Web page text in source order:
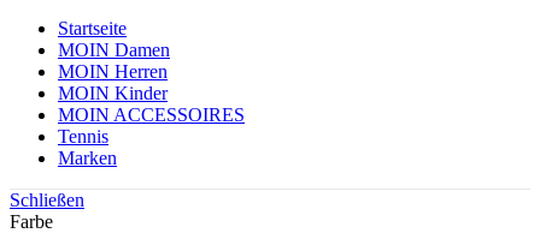
Startseite
MOIN Damen
MOIN Herren
MOIN Kinder
MOIN ACCESSOIRES
Tennis
Marken
Schließen
Farbe